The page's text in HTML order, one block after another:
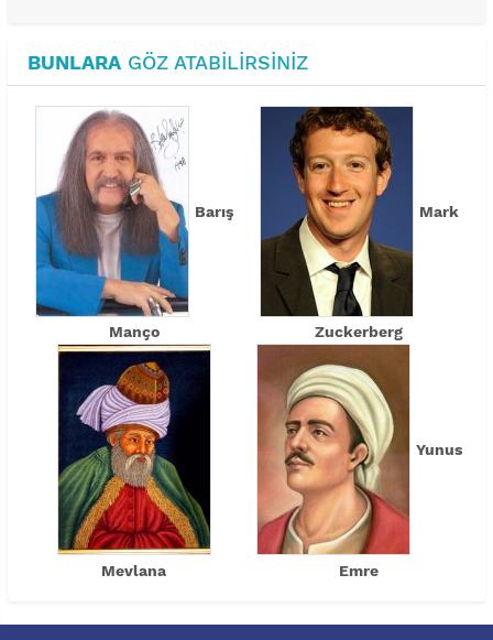
BUNLARAGÖZ ATABILIRSINIZ
Barış
Manço
Mark
Zuckerberg
Mevlana
Yunus
Emre